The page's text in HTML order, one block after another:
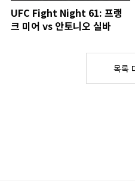
UFC Fight Night 61: 프랭
크 미어 vs 안토니오 실바
목록